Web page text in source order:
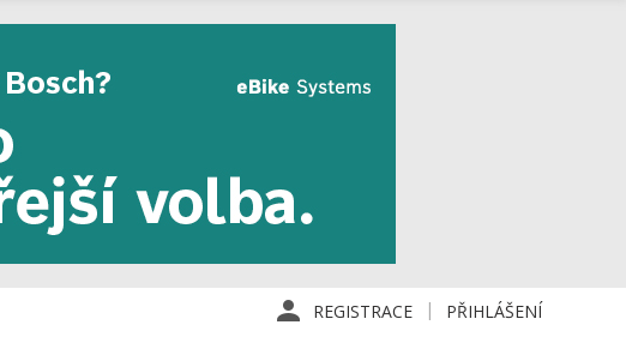
REGISTRACE PŘIHLÁŠENÍ